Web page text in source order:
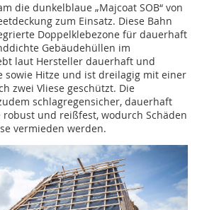
die dunkelblaue „Majcoat SOB“ von
zum Einsatz. Diese Bahn
Doppelklebezone für dauerhaft
Gebäudehüllen im
laut Hersteller dauerhaft und
sowie Hitze und ist dreilagig mit einer
zwei Vliese geschützt. Die
schlagregensicher, dauerhaft
und reißfest, wodurch Schäden
vermieden werden.